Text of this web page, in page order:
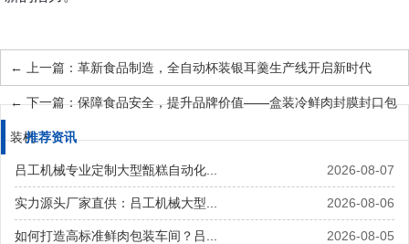
← 上一篇：革新食品制造，全自动杯装银耳羹生产线开启新时代
←下一篇：保障食品安全，提升品牌价值——盒装冷鲜肉封膜封口包
装机推荐资讯
2026-08-07
吕工机械专业定制大型甑糕自动化...
2026-08-06
实力源头厂家直供：吕工机械大型...
2026-08-05
如何打造高标准鲜肉包装车间？吕...